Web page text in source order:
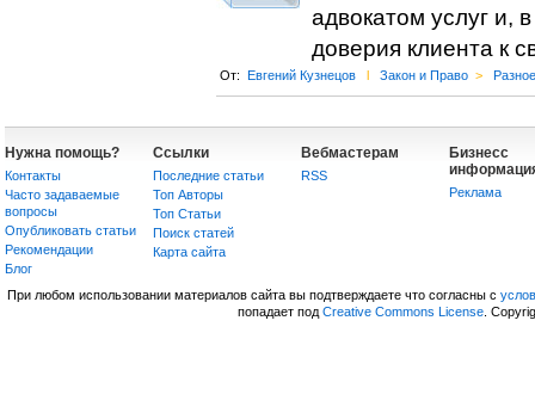
адвокатом услуг и,
доверия клиента к
От: Евгений Кузнецов l Закон и Право > Разное
Нужна помощь?
Контакты
Часто задаваемые
вопросы
Опубликовать статьи
Рекомендации
Блог
Ссылки
Последние статьи
Топ Авторы
Топ Статьи
Поиск статей
Карта сайта
Вебмастерам
RSS
Бизнесс
Реклама
При любом использовании материалов сайта вы подтверждаете что согласны с
попадает под Creative Commons License.